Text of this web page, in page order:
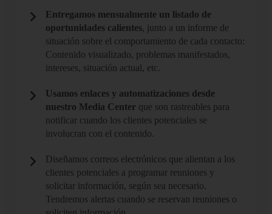
Entregamos mensualmente un listado de
oportunidades calientes, junto a un informe de
situación sobre el comportamiento de cada contacto:
Contenido visualizado, problemas manifestados,
intereses, situación actual, etc.
Usamos enlaces y automatizaciones desde
nuestro Media Centerque son rastreables para
notificar cuando los clientes potenciales se
involucran con el contenido.
Diseñamos correos electrónicos que alientan a los
clientes potenciales a programar reuniones y
solicitar información, según sea necesario.
Tendremos alertas cuando se reservan reuniones o